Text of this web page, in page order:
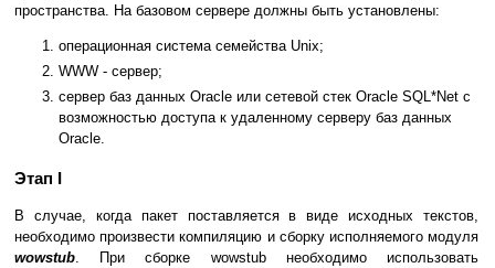
пространства. На базовом сервере должны быть установлены:
операционная система семейства Unix;
WWW - сервер;
сервер баз данных Oracle или сетевой стек Oracle SQL*Net с
возможностью доступа к удаленному серверу баз данных
Oracle.
Этап I
В случае, когда пакет поставляется в виде исходных текстов,
необходимо произвести компиляцию и сборку исполняемого модуля
wowstub . При сборке wowstub необходимо использовать